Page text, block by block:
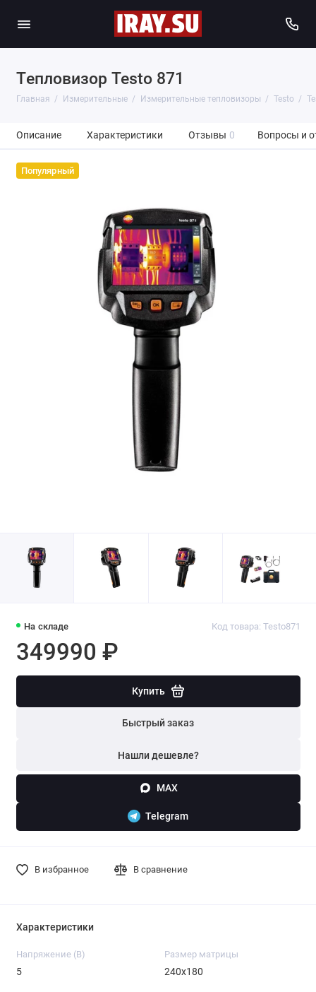
Tепловизор Testo 871
Главная Измерительные Измерительные тепловизоры Testo
Описание Характеристики Отзывы 0 Вопросы и
Популярный
На складе Код товара: Testo871
349990 ₽
Купить
Быстрый заказ
Нашли дешевле?
MAX
Telegram
В избранное В сравнение
Характеристики
Напряжение (B)
5
Размер матрицы
240x180